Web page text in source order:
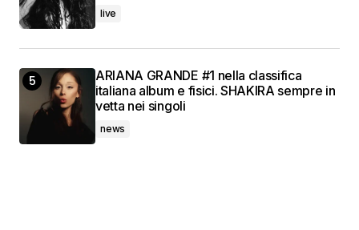
live
ARIANA GRANDE #1 nella classifica
italiana album e fisici. SHAKIRA sempre in
vetta nei singoli
news